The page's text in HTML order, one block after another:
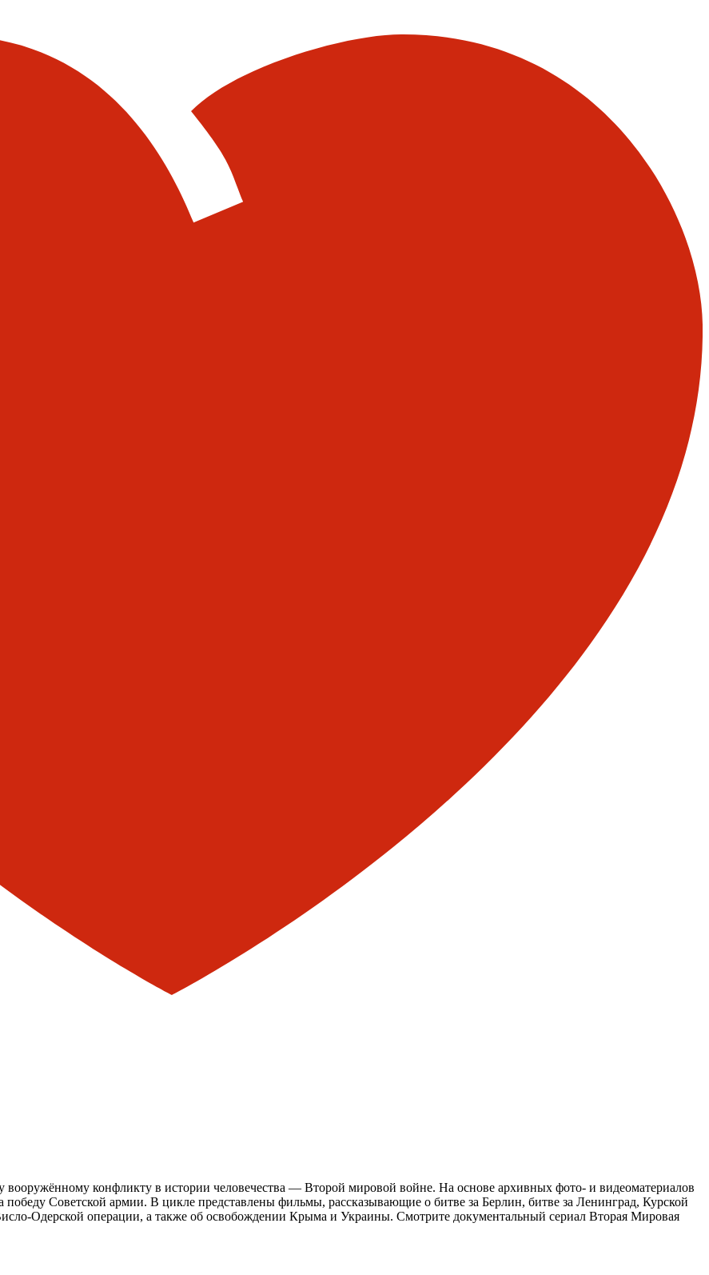
конфликту в истории человечества — Второй мировой войне. На основе архивных фото- и видеоматериалов
Советской армии. В цикле представлены фильмы, рассказывающие о битве за Берлин, битве за Ленинград, Курской
Одерской операции, а также об освобождении Крыма и Украины. Смотрите документальный сериал Вторая Мировая